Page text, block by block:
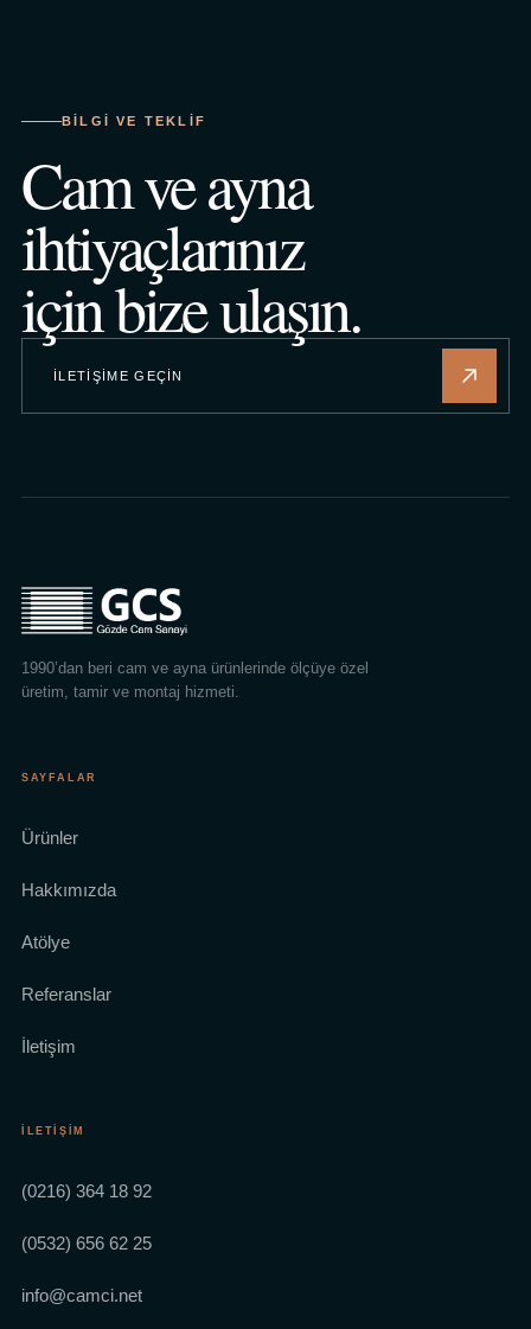
BILGI VE TEKLIF
Cam ve ayna
ihtiyaçlarınız
için bize ulaşın.
İLETIŞIME GEÇIN
1990’dan beri cam ve ayna ürünlerinde ölçüye özel
üretim, tamir ve montaj hizmeti.
SAYFALAR
Ürünler
Hakkımızda
Atölye
Referanslar
İletişim
İLETIŞIM
(0216) 364 18 92
(0532) 656 62 25
info@camci.net